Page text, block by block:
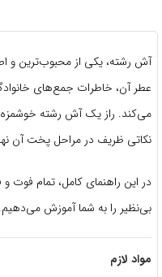
آش رشته، یکی از محبوب‌ترین و
عطر آن، خاطرات جمع‌های
می‌کند. راز یک آش رشته خوشمزه
نکاتی ظریف در مراحل پخت آن
در این راهنمای کامل، تمام
بی‌نظیر را به شما آموزش می‌دهیم.
مواد لازم